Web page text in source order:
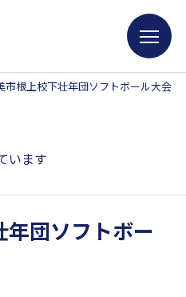
市根上校下壮年団ソフトボール大会
います
団ソフトボー